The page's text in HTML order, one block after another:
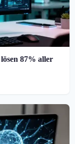
87% aller